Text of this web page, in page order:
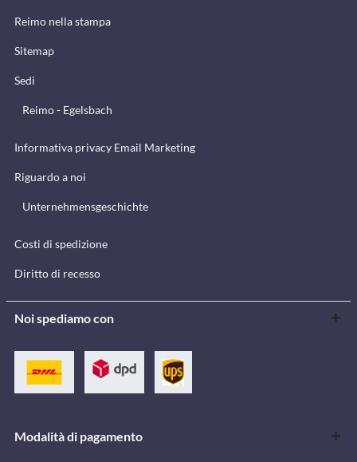
Reimo nella stampa
Sitemap
Sedi
Reimo - Egelsbach
Informativa privacy Email Marketing
Riguardo a noi
Unternehmensgeschichte
Costi di spedizione
Diritto di recesso
Noi spediamo con
Modalità di pagamento